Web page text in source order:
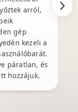
arról,
gép
kezeli a
páratlan, és
hozzájuk.